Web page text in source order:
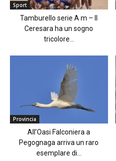
Sport
Tamburello serie A m – Il
Ceresara ha un sogno
tricolore...
Provincia
All’Oasi Falconiera a
Pegognaga arriva un raro
esemplare di...